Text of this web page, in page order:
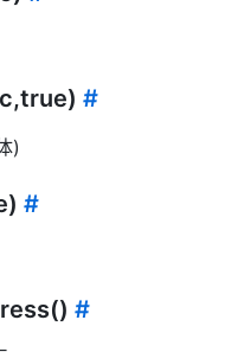
#
)
#
#